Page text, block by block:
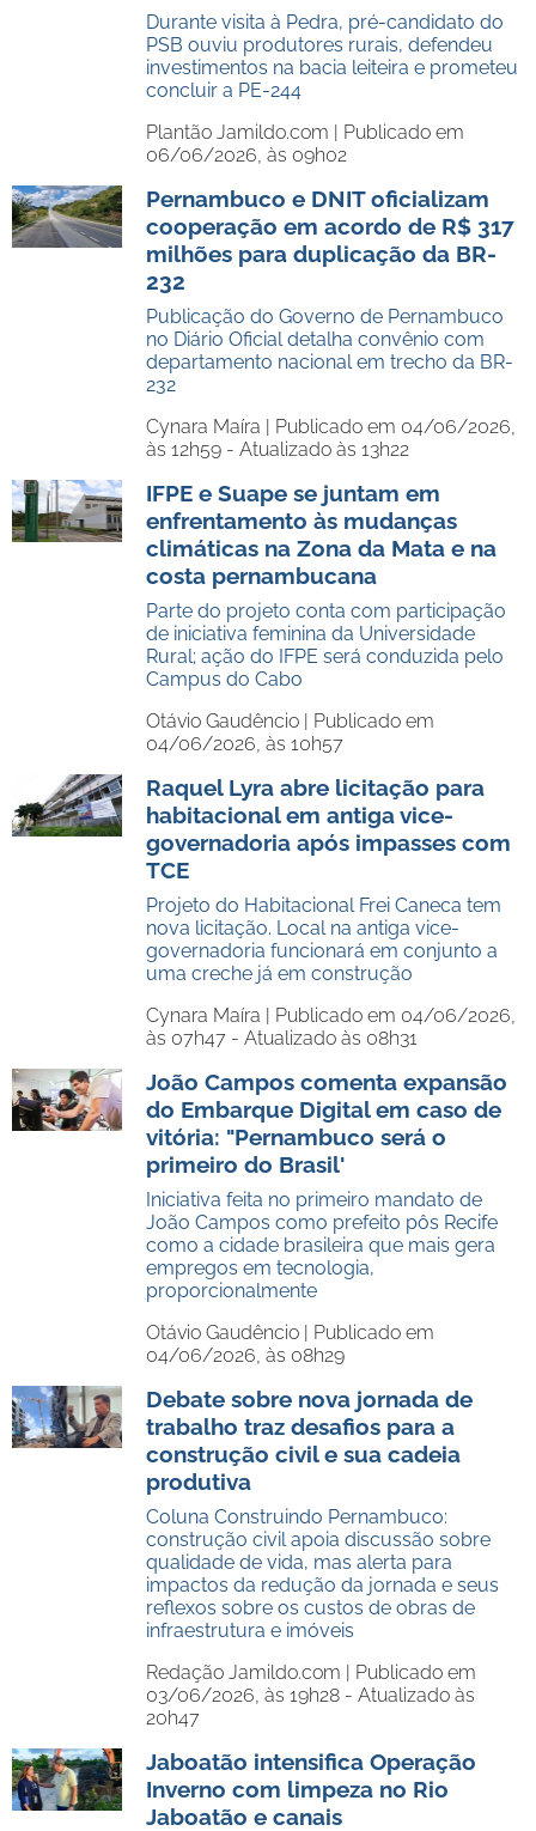
Durante visita à Pedra, pré-candidato do
PSB ouviu produtores rurais, defendeu
investimentos na bacia leiteira e prometeu
concluir a PE-244
Plantão Jamildo.com | Publicado em
06/06/2026, às 09h02
Pernambuco e DNIT oficializam
cooperação em acordo de R$ 317
milhões para duplicação da BR-
232
Publicação do Governo de Pernambuco
no Diário Oficial detalha convênio com
departamento nacional em trecho da BR-
232
Cynara Maíra | Publicado em 04/06/2026,
às 12h59 - Atualizado às 13h22
IFPE e Suape se juntam em
enfrentamento às mudanças
climáticas na Zona da Mata e na
costa pernambucana
Parte do projeto conta com participação
de iniciativa feminina da Universidade
Rural; ação do IFPE será conduzida pelo
Campus do Cabo
Otávio Gaudêncio | Publicado em
04/06/2026, às 10h57
Raquel Lyra abre licitação para
habitacional em antiga vice-
governadoria após impasses com
TCE
Projeto do Habitacional Frei Caneca tem
nova licitação. Local na antiga vice-
governadoria funcionará em conjunto a
uma creche já em construção
Cynara Maíra | Publicado em 04/06/2026,
às 07h47 - Atualizado às 08h31
João Campos comenta expansão
do Embarque Digital em caso de
vitória: "Pernambuco será o
primeiro do Brasil'
Iniciativa feita no primeiro mandato de
João Campos como prefeito pôs Recife
como a cidade brasileira que mais gera
empregos em tecnologia,
proporcionalmente
Otávio Gaudêncio | Publicado em
04/06/2026, às 08h29
Debate sobre nova jornada de
trabalho traz desafios para a
construção civil e sua cadeia
produtiva
Coluna Construindo Pernambuco:
construção civil apoia discussão sobre
qualidade de vida, mas alerta para
impactos da redução da jornada e seus
reflexos sobre os custos de obras de
infraestrutura e imóveis
Redação Jamildo.com | Publicado em
03/06/2026, às 19h28 - Atualizado às
20h47
Jaboatão intensifica Operação
Inverno com limpeza no Rio
Jaboatão e canais